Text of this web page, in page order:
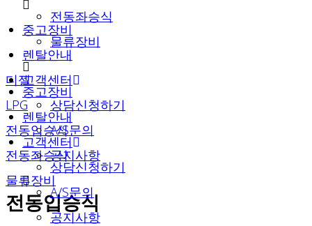
중고장비
렌탈안내
고객센터
상담신청하기
A/S문의
공지사항
전동좌승식
물류장비
중고장비
렌탈안내
고객센터
상담신청하기
A/S문의
공지사항
디젤
LPG
전동입승식
전동좌승식
물류장비
전동입승식